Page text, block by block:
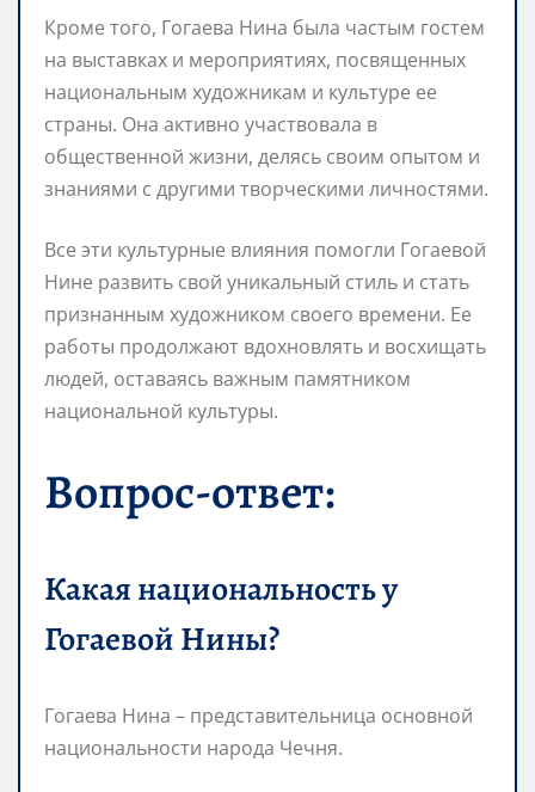
Кроме того, Гогаева Нина была частым гостем
на выставках и мероприятиях, посвященных
национальным художникам и культуре ее
страны. Она активно участвовала в
общественной жизни, делясь своим опытом и
знаниями с другими творческими личностями.
Все эти культурные влияния помогли Гогаевой
Нине развить свой уникальный стиль и стать
признанным художником своего времени. Ее
работы продолжают вдохновлять и восхищать
людей, оставаясь важным памятником
национальной культуры.
Вопрос-ответ:
Какая национальность у
Гогаевой Нины?
Гогаева Нина – представительница основной
национальности народа Чечня.